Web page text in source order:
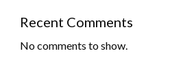
Recent Comments
No comments to show.